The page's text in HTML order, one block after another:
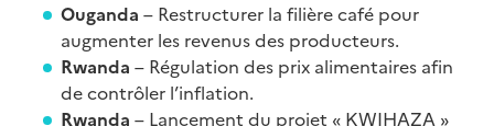
Ouganda – Restructurer la filière café pour
augmenter les revenus des producteurs.
Rwanda – Régulation des prix alimentaires afin
de contrôler l’inflation.
Rwanda – Lancement du projet « KWIHAZA »